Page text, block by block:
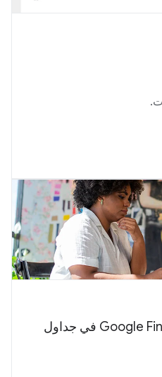
الوصول إلى بيانات Google Finance في جداول